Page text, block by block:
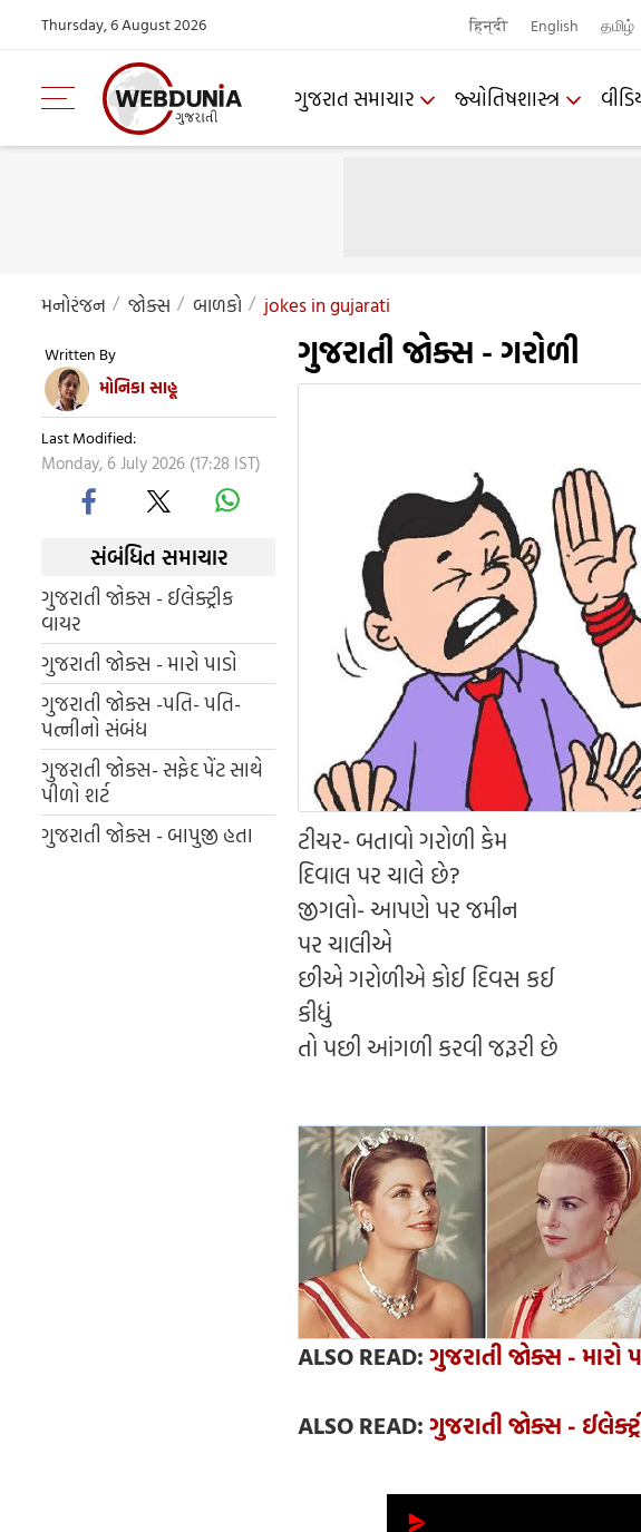
Thursday, 6 August 2026 हिन्दी English தமிழ்
ગુજરાત સમાચાર જ્યોતિષશાસ્ત્ર
મનોરંજન જોક્સ બાળકો jokes in gujarati
Written By
મોનિકા સાહૂ
Last Modified:
Monday, 6 July 2026 (17:28 IST)
સંબંધિત સમાચાર
ગુજરાતી જોક્સ - ઈલેક્ટ્રીક
વાયર
ગુજરાતી જોક્સ - મારો પાડો
ગુજરાતી જોક્સ -પતિ- પતિ-
પત્નીનો સંબંધ
ગુજરાતી જોક્સ- સફેદ પેંટ સાથે
પીળો શર્ટ
ગુજરાતી જોક્સ - બાપુજી હતા
ગુજરાતી જોક્સ - ગરોળી
ટીચર- બતાવો ગરોળી કેમ
દિવાલ પર ચાલે છે?
જીગલો- આપણે પર જમીન
પર ચાલીએ
છીએ ગરોળીએ કોઈ દિવસ કઈ
કીધું
તો પછી આંગળી કરવી જરૂરી છે
ALSO READ:ગુજરાતી જોક્સ - મારો
ALSO READ:ગુજરાતી જોક્સ -